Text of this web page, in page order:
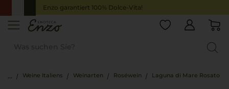
Enzo garantiert 100% Dolce-Vita!
Weine Italiens Weinarten Roséwein Laguna di Mare Rosato